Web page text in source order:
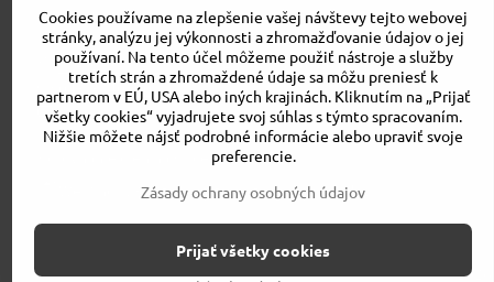
Sportstore.sk
STRIVE SPORT s.r.o., Jesenského 6, 03601 Martin
043/3240500
strivesport@gmail.com
Porovnanie cien na Pricemania.sk
©2026
Cookies používame na zlepšenie vašej návštevy tejto webovej
stránky, analýzu jej výkonnosti a zhromažďovanie údajov o jej
používaní. Na tento účel môžeme použiť nástroje a služby
tretích strán a zhromaždené údaje sa môžu preniesť k
partnerom v EÚ, USA alebo iných krajinách. Kliknutím na „Prijať
všetky cookies“ vyjadrujete svoj súhlas s týmto spracovaním.
Nižšie môžete nájsť podrobné informácie alebo upraviť svoje
preferencie.
Zásady ochrany osobných údajov
Prijať všetky cookies